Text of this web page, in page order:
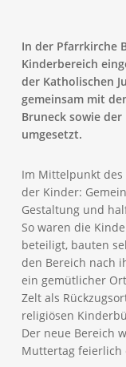
In der Pfarrkirche
Kinderbereich
der Katholischen
gemeinsam mit
Bruneck sowie
umgesetzt.
Im Mittelpunkt des
der Kinder:
Gestaltung und
So waren die
beteiligt, bauten
den Bereich nach
ein gemütlicher
Zelt als
religiösen
Der neue Bereich
Muttertag feierlich